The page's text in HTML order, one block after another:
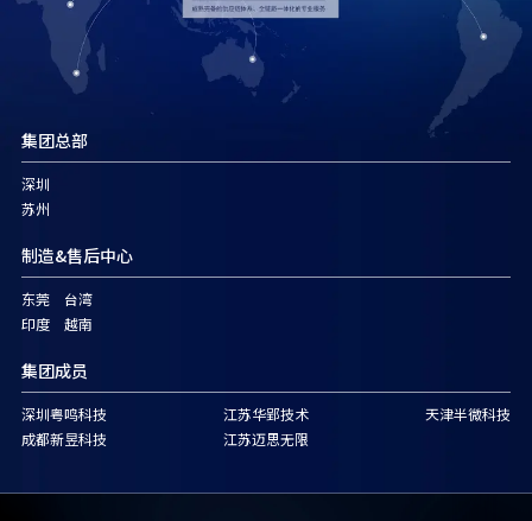
集团总部
深圳
苏州
制造&售后中心
东莞 台湾
印度 越南
集团成员
深圳粤鸣科技 江苏华郢技术
天津半微科技
成都新昱科技
江苏迈思无限